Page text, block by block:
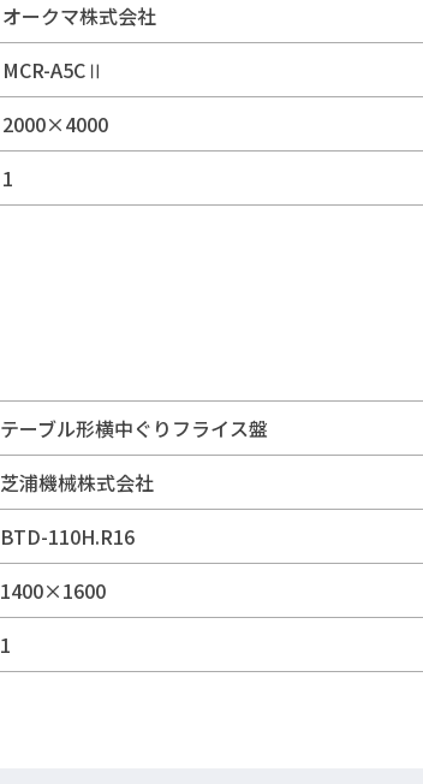
オークマ株式会社
MCR-A5CⅡ
2000×4000
1
テーブル形横中ぐりフライス盤
芝浦機械株式会社
BTD-110H.R16
1400×1600
1